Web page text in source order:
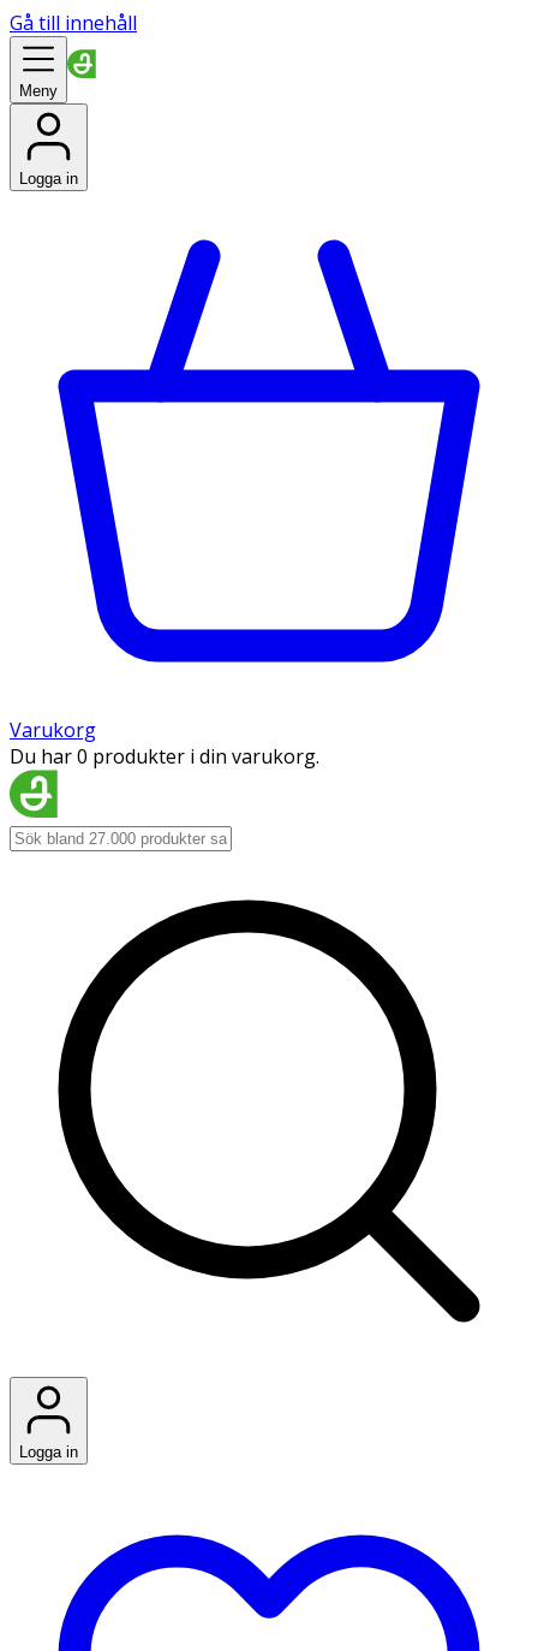
Gå till innehåll
Meny
Logga in
Varukorg
Du har 0 produkter i din varukorg.
Logga in